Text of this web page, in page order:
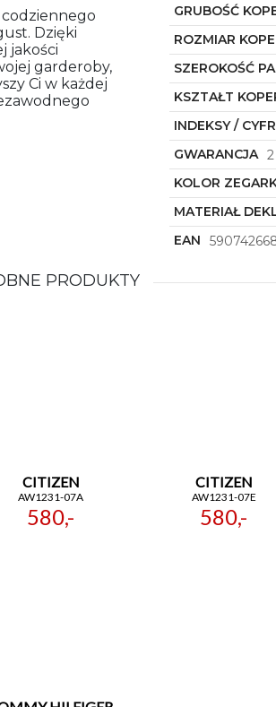
Dzięki
jakości
garderoby,
Ci w każdej
GRUBOŚĆ
ROZMIAR
SZEROKOŚĆ
KSZTAŁT
INDEKSY /
GWARANCJA
KOLOR
MATERIAŁ
EAN
PRODUKTY
CITIZEN
AW1231-07A
580,-
CITIZEN
AW1231-07E
580,-